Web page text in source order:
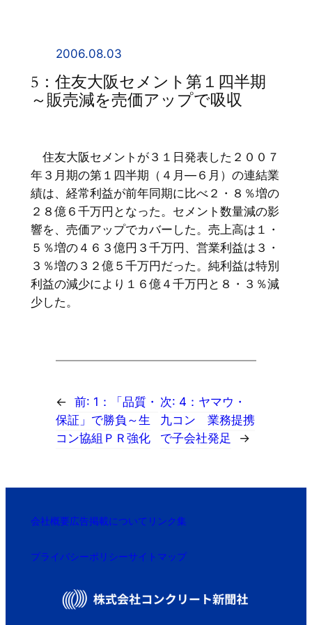
2006.08.03
5：住友大阪セメント第１四半期
～販売減を売価アップで吸収
住友大阪セメントが３１日発表した２００７
年３月期の第１四半期（４月―６月）の連結業
績は、経常利益が前年同期に比べ２・８％増の
２８億６千万円となった。セメント数量減の影
響を、売価アップでカバーした。売上高は１・
５％増の４６３億円３千万円、営業利益は３・
３％増の３２億５千万円だった。純利益は特別
利益の減少により１６億４千万円と８・３％減
少した。
← 前: 1：「品質・
保証」で勝負～生
コン協組ＰＲ強化
次: 4：ヤマウ・
九コン 業務提携
で子会社発足
→
会社概要広告掲載について リンク集
プライバシーポリシーサイトマップ